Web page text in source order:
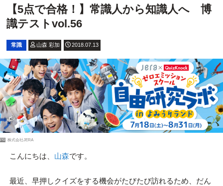
【5点で合格！】常識人から知識人へ 博
識テストvol.56
常識 山森 彩加 2018.07.13
PR 株式会社JERA
こんにちは、 山森です。
最近、早押しクイズをする機会がたびたび訪れるため、だん